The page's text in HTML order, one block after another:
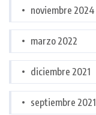
noviembre 2024
marzo 2022
diciembre 2021
septiembre 2021